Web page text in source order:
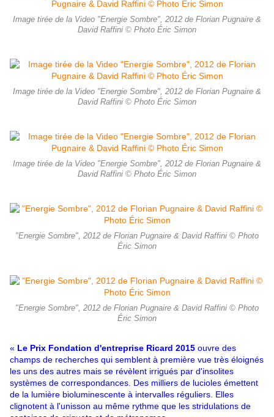
Image tirée de la Video "Energie Sombre", 2012 de Florian Pugnaire &
David Raffini © Photo Éric Simon
Image tirée de la Video "Energie Sombre", 2012 de Florian Pugnaire &
David Raffini © Photo Éric Simon
Image tirée de la Video "Energie Sombre", 2012 de Florian Pugnaire &
David Raffini © Photo Éric Simon
"Energie Sombre", 2012 de Florian Pugnaire & David Raffini © Photo
Éric Simon
"Energie Sombre", 2012 de Florian Pugnaire & David Raffini © Photo
Éric Simon
« Le Prix Fondation d'entreprise Ricard 2015 ouvre des
champs de recherches qui semblent à première vue très éloignés
les uns des autres mais se révèlent irrigués par d'insolites
systèmes de correspondances. Des milliers de lucioles émettent
de la lumière bioluminescente à intervalles réguliers. Elles
clignotent à l'unisson au même rythme que les stridulations de